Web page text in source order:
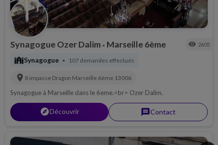
Synagogue Ozer Dalim • Marseille 6ème visibility 2605
synagogueSynagogue • 107 demandes effectués
location_on 8 impasse Dragon Marseille 6ème 13006
Synagogue à Marseille dans le 6eme.<br> Ozer Dalim.
explorerDécouvrir messageContact